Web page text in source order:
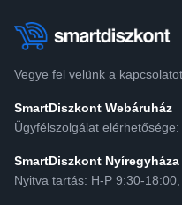
Vegye fel velünk a
SmartDiszkont Webáruház
Ügyfélszolgálat
SmartDiszkont Nyíregyháza
Nyitva tartás: H-P 9:30-